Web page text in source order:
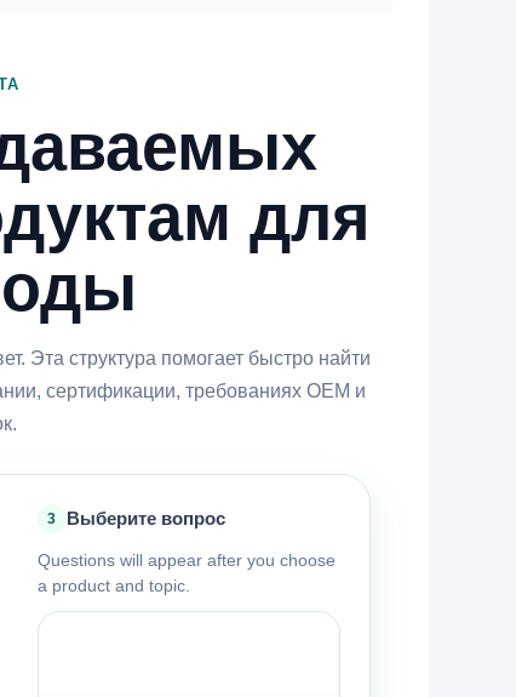
для
Эта структура помогает быстро найти
сертификации, требованиях OEM и
3 Выберите вопрос
Questions will appear after you choose
a product and topic.